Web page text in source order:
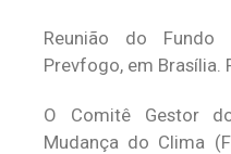
Reunião do
Prevfogo, em Brasília.
O Comitê Gestor
Mudança do Clima